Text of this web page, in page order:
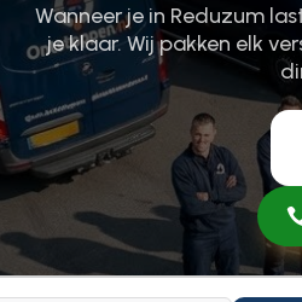
Wanneer je in Reduzum
je klaar.​ Wij pakken elk